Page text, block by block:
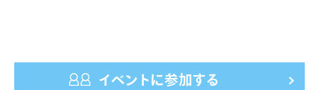
イベントに参加する